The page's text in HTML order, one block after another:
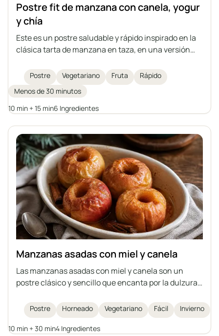
Postre fit de manzana con canela, yogur
y chía
Este es un postre saludable y rápido inspirado en la
clásica tarta de manzana en taza, en una versión
con canela, una suave crema de yogur con semillas
de chía y almendras crujientes por encima. Ideal
para quienes cuidan su dieta y disfrutan de dulces
caseros.
Postre Vegetariano Fruta
Rápido
Menos de 30 minutos
10 min + 15 min6 Ingredientes
Manzanas asadas con miel y canela
Las manzanas asadas con miel y canela son un
postre clásico y sencillo que encanta por la dulzura
interior jugoso y delicado. Esta receta es rápida de
preparar, perfecta para las noches de invierno o
como un postre ligero para compartir con amigos.
Postre Horneado Vegetariano Fácil Invierno
10 min + 30 min4 Ingredientes